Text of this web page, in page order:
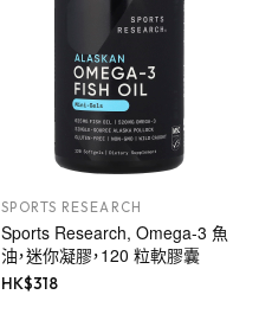
SPORTS RESEARCH
Sports Research, Omega-3 魚
油，迷你凝膠，120 粒軟膠囊
HK$318